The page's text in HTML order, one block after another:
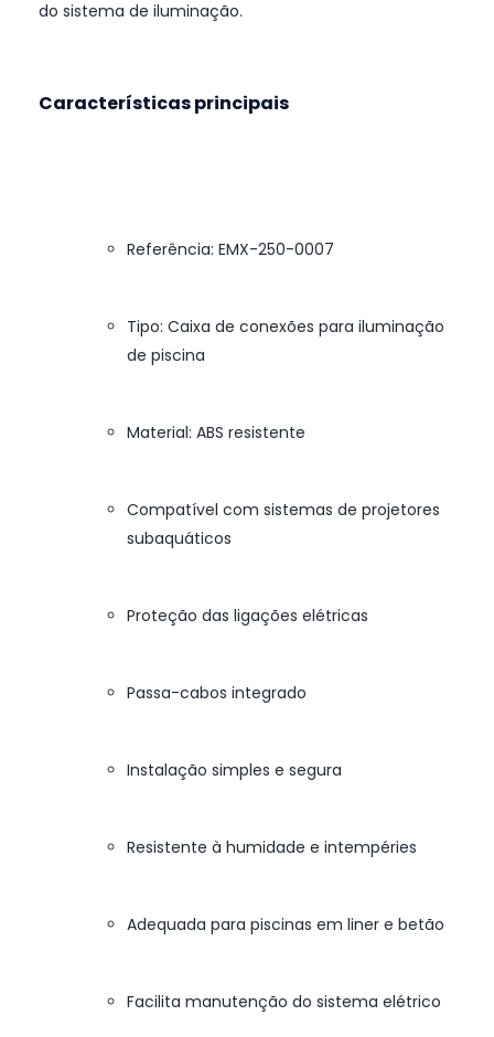
do sistema de iluminação.
Características principais
Referência: EMX-250-0007
Tipo: Caixa de conexões para iluminação
de piscina
Material: ABS resistente
Compatível com sistemas de projetores
subaquáticos
Proteção das ligações elétricas
Passa-cabos integrado
Instalação simples e segura
Resistente à humidade e intempéries
Adequada para piscinas em liner e betão
Facilita manutenção do sistema elétrico